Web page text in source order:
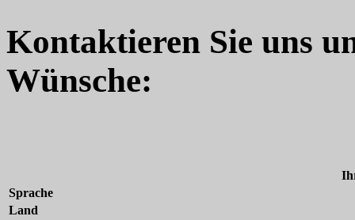
Kontaktieren Sie uns
Wünsche:
Sprache
Land